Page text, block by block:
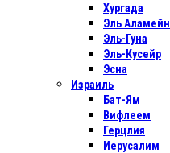
Хургада
Эль Аламейн
Эль-Гуна
Эль-Кусейр
Эсна
Израиль
Бат-Ям
Вифлеем
Герцлия
Иерусалим